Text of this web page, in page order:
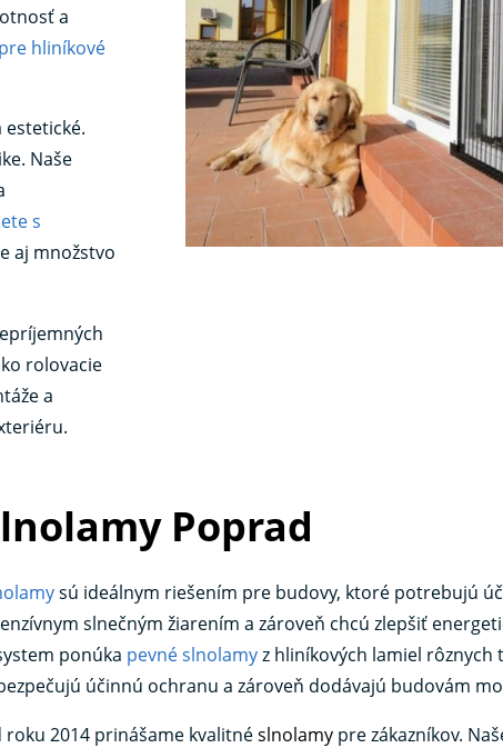
a
hliníkové
estetické.
Naše
s
aj množstvo
rolovacie
a
Poprad
sú ideálnym riešením pre budovy, ktoré potrebujú
slnečným žiarením a zároveň chcú zlepšiť
ponúka pevné slnolamyz hliníkových lamiel rôznych
účinnú ochranu a zároveň dodávajú budovám
roku 2014 prinášame kvalitnéslnolamypre zákazníkov.